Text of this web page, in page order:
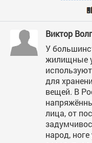
Виктор
У
жилищные
для
вещей. В
лица, от
народ,